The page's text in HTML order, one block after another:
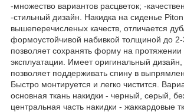
-множество вариантов расцветок; -
-стильный дизайн. Накидка на сиденье
вышеперечисленых качеств, отличается
формоустойчивой набивкой толщиной до
позволяет сохранять форму на протяжении
эксплуатации. Имеет оригинальный дизайн,
позволяет поддерживать спину в
Быстро монтируется и легко чистится.
основная ткань накидки - черный, серый,
центральная часть накидки - жаккардовые